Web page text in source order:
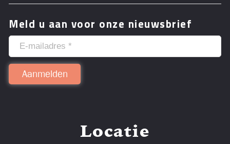
Meld u aan voor onze nieuwsbrief
Locatie